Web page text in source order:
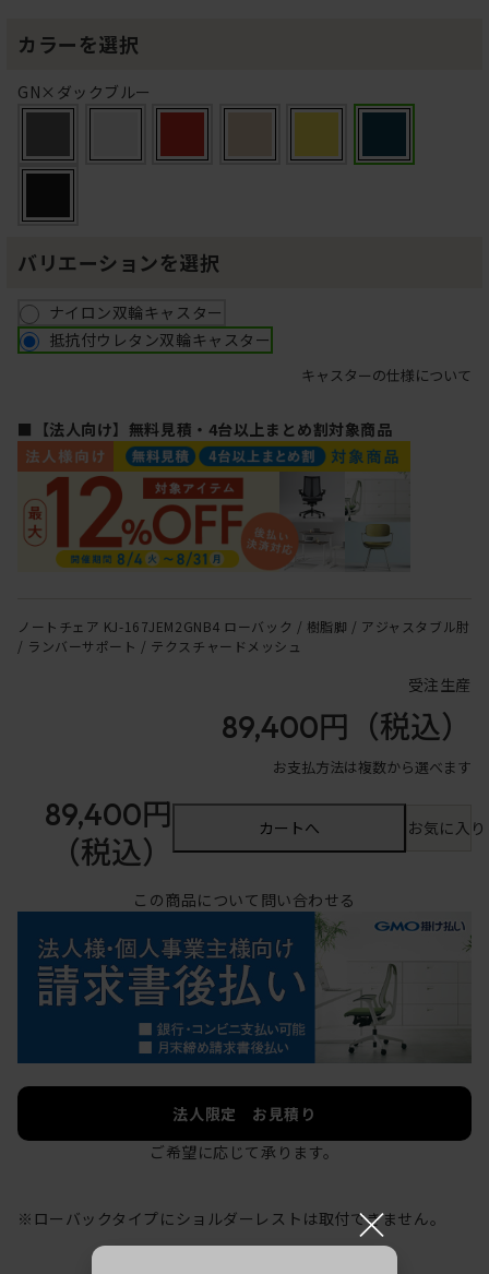
カラーを選択
GN×ダックブルー
バリエーションを選択
ナイロン双輪キャスター
抵抗付ウレタン双輪キャスター
キャスターの仕様について
■【法人向け】無料見積・4台以上まとめ割対象商品
ノートチェア KJ-167JEM2GNB4 ローバック / 樹脂脚 / アジャスタブル肘
/ ランバーサポート / テクスチャードメッシュ
受注生産
89,400円 （税込）
お支払方法は複数から選べます
89,400円
（税込）
カートへ お気に入
この商品について問い合わせる
法人限定 お見積り
ご希望に応じて承ります。
※ローバックタイプにショルダーレストは取付できません。
×